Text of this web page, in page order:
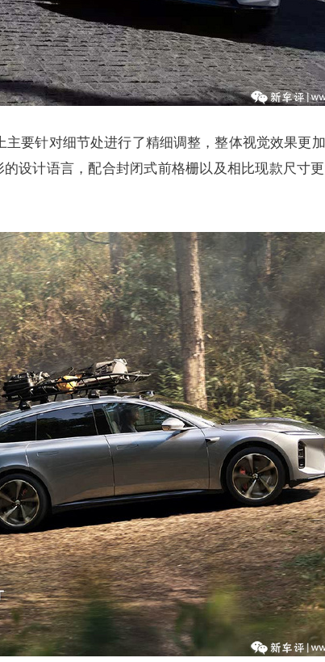
要针对细节处进行了精细调整，整体视觉效果更
设计语言，配合封闭式前格栅以及相比现款尺寸